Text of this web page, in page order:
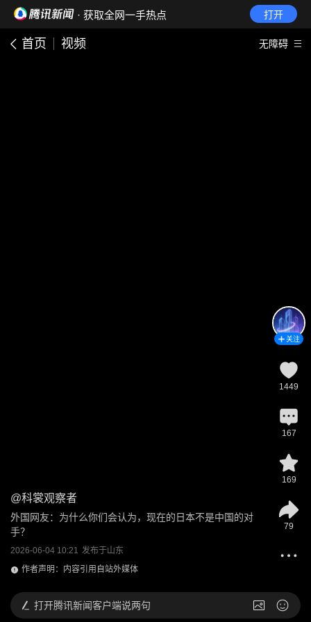
· 获取全网一手热点 打开
首页 视频 无障碍
@科裳观察者
外国网友：为什么你们会认为，现在的日本不是中国的对
手？
2026-06-04 10:21 发布于山东
作者声明：内容引用自站外媒体
关注
1449
167
169
79
打开腾讯新闻客户端说两句